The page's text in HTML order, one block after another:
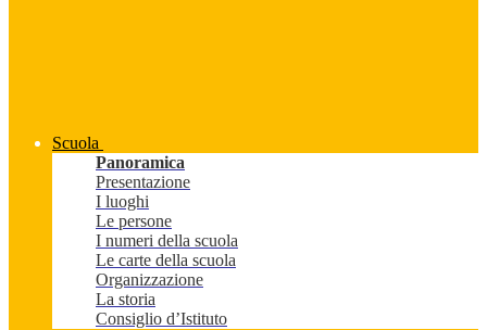
Scuola
Panoramica
Presentazione
I luoghi
Le persone
I numeri della scuola
Le carte della scuola
Organizzazione
La storia
Consiglio d’Istituto